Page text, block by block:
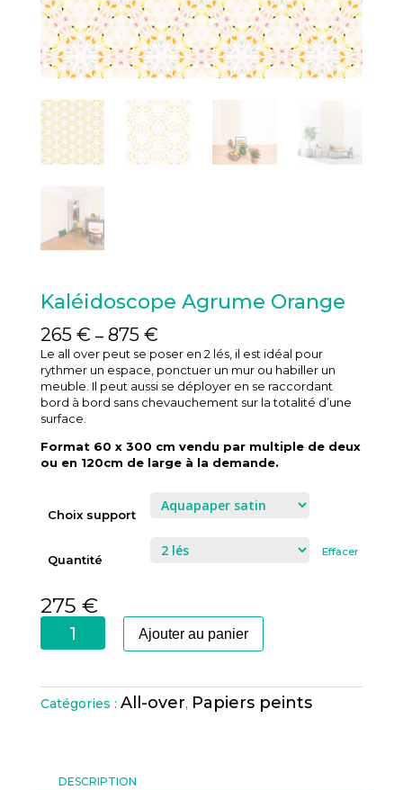
Kaléidoscope Agrume Orange
265 € – 875 €
Le all over peut se poser en 2 lés, il est idéal pour
rythmer un espace, ponctuer un mur ou habiller un
meuble. Il peut aussi se déployer en se raccordant
bord à bord sans chevauchement sur la totalité d’une
surface.
Format 60 x 300 cm vendu par multiple de deux
ou en 120cm de large à la demande.
Choix support
Quantité
Effacer
275 €
quantité
de
Agrume
Orange
Ajouter au panier
Catégories : All-over, Papiers peints
DESCRIPTION